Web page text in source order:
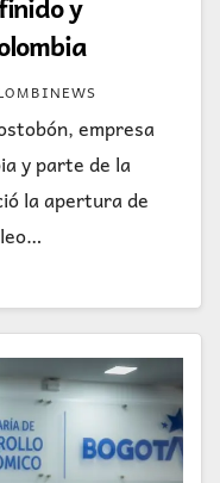
empresa
y parte de la
la apertura de